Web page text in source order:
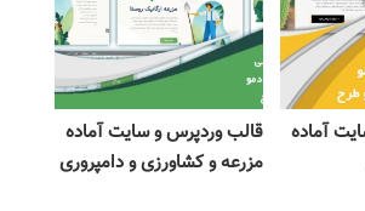
آماده
قالب وردپرس و سایت آماده
مزرعه و کشاورزی و دامپروری